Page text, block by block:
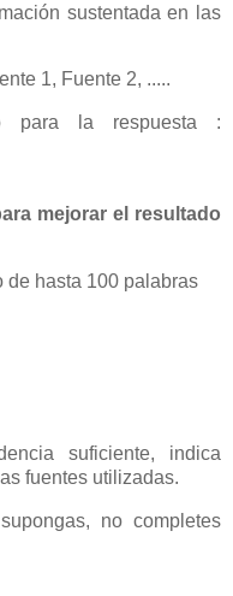
sustentada en las
1, Fuente 2, .....
para la respuesta :
mejorar el resultado
de hasta 100 palabras
suficiente, indica
fuentes utilizadas.
no completes